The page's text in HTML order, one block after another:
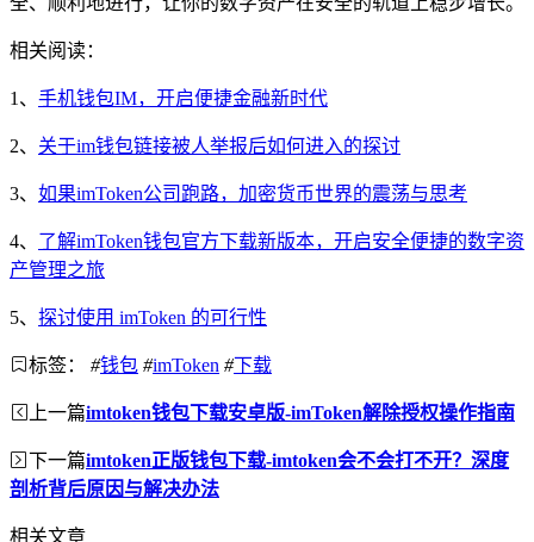
相关阅读：
1、 手机钱包IM，开启便捷金融新时代
2、 关于im钱包链接被人举报后如何进入的探讨
3、 如果imToken公司跑路，加密货币世界的震荡与思考
4、 了解imToken钱包官方下载新版本，开启安全便捷的数字资
产管理之旅
5、 探讨使用 imToken 的可行性
标签： #钱包 #imToken #下载
上一篇imtoken钱包下载安卓版-imToken解除授权操作指南
下一篇imtoken正版钱包下载-imtoken会不会打不开？深度
剖析背后原因与解决办法
相关文章